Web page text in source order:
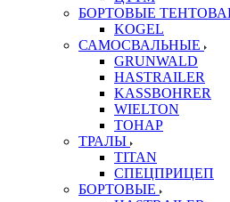
БОРТОВЫЕ
KOGEL
САМОСВАЛЬНЫЕ
GRUNWALD
HASTRAILER
KASSBOHRER
WIELTON
ТОНАР
ТРАЛЫ
TITAN
СПЕЦПРИЦЕП
БОРТОВЫЕ